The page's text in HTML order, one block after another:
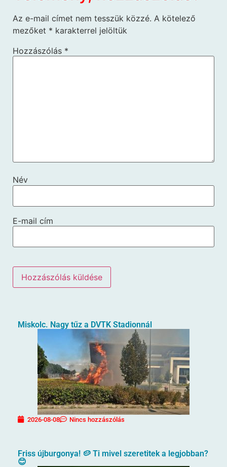
Az e-mail címet nem tesszük közzé. A kötelező
mezőket * karakterrel jelöltük
Hozzászólás *
Név
E-mail cím
Miskolc. Nagy tűz a DVTK Stadionnál
2026-08-08 Nincs hozzászólás
Friss újburgonya! 🥔 Ti mivel szeretitek a legjobban?
😊